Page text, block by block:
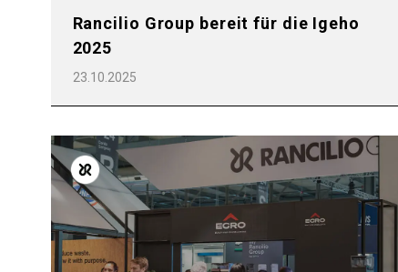
Rancilio Group bereit für die Igeho
2025
23.10.2025